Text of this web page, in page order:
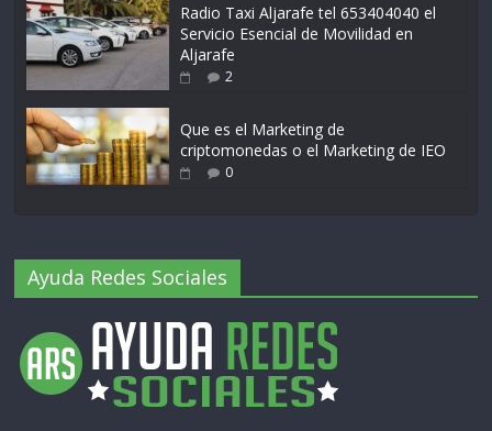
Radio Taxi Aljarafe tel 653404040 el
Servicio Esencial de Movilidad en
Aljarafe
2
Que es el Marketing de
criptomonedas o el Marketing de IEO
0
Ayuda Redes Sociales